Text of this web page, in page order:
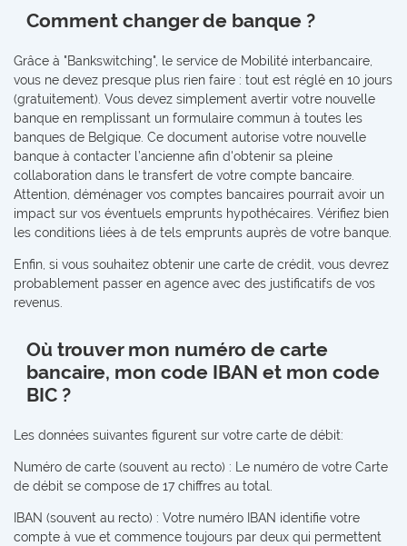
Comment changer de banque ?
Grâce à "Bankswitching", le service de Mobilité interbancaire,
vous ne devez presque plus rien faire : tout est réglé en 10 jours
(gratuitement). Vous devez simplement avertir votre nouvelle
banque en remplissant un formulaire commun à toutes les
banques de Belgique. Ce document autorise votre nouvelle
banque à contacter l’ancienne afin d'obtenir sa pleine
collaboration dans le transfert de votre compte bancaire.
Attention, déménager vos comptes bancaires pourrait avoir un
impact sur vos éventuels emprunts hypothécaires. Vérifiez bien
les conditions liées à de tels emprunts auprès de votre banque.
Enfin, si vous souhaitez obtenir une carte de crédit, vous devrez
probablement passer en agence avec des justificatifs de vos
revenus.
Où trouver mon numéro de carte
bancaire, mon code IBAN et mon code
BIC ?
Les données suivantes figurent sur votre carte de débit:
Numéro de carte (souvent au recto) : Le numéro de votre Carte
de débit se compose de 17 chiffres au total.
IBAN (souvent au recto) : Votre numéro IBAN identifie votre
compte à vue et commence toujours par deux qui permettent